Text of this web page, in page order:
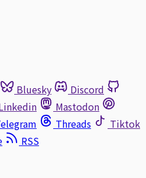
Bluesky
Discord
Mastodon
Threads
Tiktok
RSS